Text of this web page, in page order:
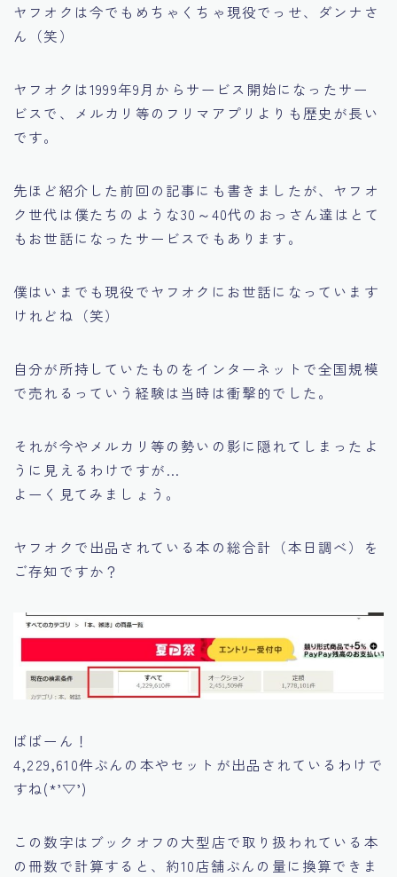
ヤフオクは今でもめちゃくちゃ現役でっせ、ダンナさ
ん（笑）
ヤフオクは1999年9月からサービス開始になったサー
ビスで、メルカリ等のフリマアプリよりも歴史が長い
です。
先ほど紹介した前回の記事にも書きましたが、ヤフオ
ク世代は僕たちのような30～40代のおっさん達はとて
もお世話になったサービスでもあります。
僕はいまでも現役でヤフオクにお世話になっています
けれどね（笑）
自分が所持していたものをインターネットで全国規模
で売れるっていう経験は当時は衝撃的でした。
それが今やメルカリ等の勢いの影に隠れてしまったよ
うに見えるわけですが…
よーく見てみましょう。
ヤフオクで出品されている本の総合計（本日調べ）を
ご存知ですか？
ばばーん！
4,229,610件ぶんの本やセットが出品されているわけで
すね(*’▽’)
この数字はブックオフの大型店で取り扱われている本
の冊数で計算すると、 約10店舗ぶんの量に換算できま